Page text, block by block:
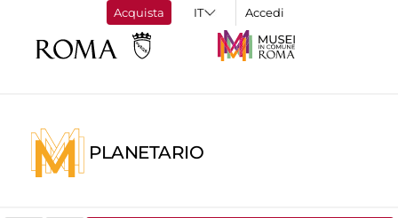
Acquista Accedi
PLANETARIO